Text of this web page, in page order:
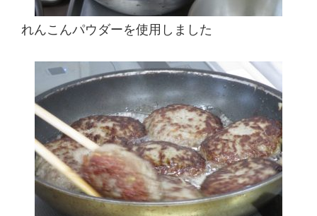
れんこんパウダーを使用しました